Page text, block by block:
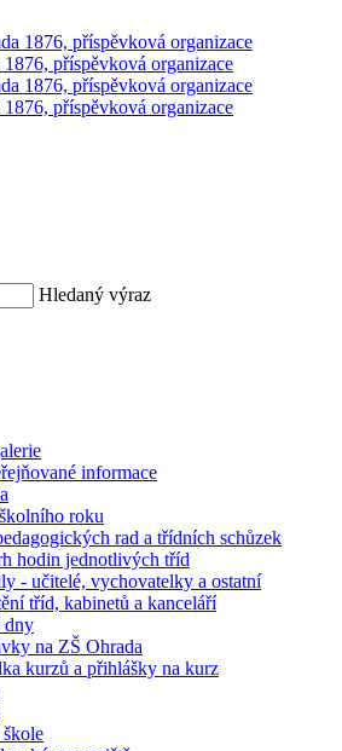
příspěvková organizace
příspěvková organizace
Hledaný výraz
informace
roku
rad a třídních schůzek
hodin jednotlivých tříd
- učitelé, vychovatelky a ostatní
tříd, kabinetů a kanceláří
dny
na ZŠ Ohrada
kurzů a přihlášky na kurz